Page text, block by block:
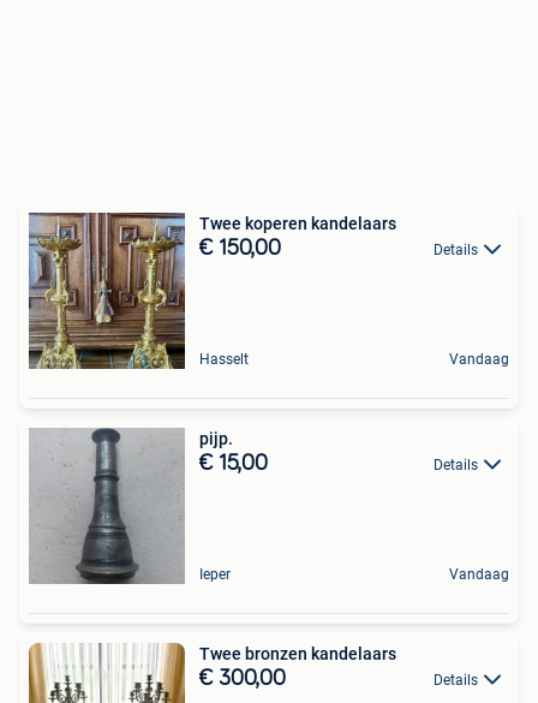
Twee koperen kandelaars
€ 150,00 Details
Hasselt Vandaag
pijp.
€ 15,00 Details
Ieper Vandaag
Twee bronzen kandelaars
€ 300,00 Details